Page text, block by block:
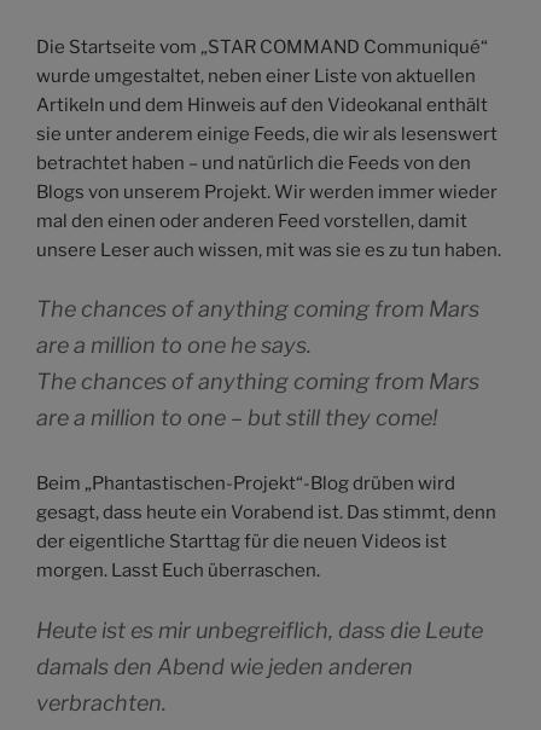
Die Startseite vom „STAR COMMAND Communiqué“
wurde umgestaltet, neben einer Liste von aktuellen
Artikeln und dem Hinweis auf den Videokanal enthält
sie unter anderem einige Feeds, die wir als lesenswert
betrachtet haben – und natürlich die Feeds von den
Blogs von unserem Projekt. Wir werden immer wieder
mal den einen oder anderen Feed vorstellen, damit
unsere Leser auch wissen, mit was sie es zu tun haben.
The chances of anything coming from Mars
are a million to one he says.
The chances of anything coming from Mars
are a million to one – but still they come!
Beim „Phantastischen-Projekt“-Blog drüben wird
gesagt, dass heute ein Vorabend ist. Das stimmt, denn
der eigentliche Starttag für die neuen Videos ist
morgen. Lasst Euch überraschen.
Heute ist es mir unbegreiflich, dass die Leute
damals den Abend wie jeden anderen
verbrachten.